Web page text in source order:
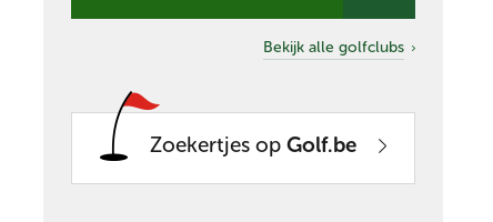
Bekijk alle golfclubs
Zoekertjes opGolf.be